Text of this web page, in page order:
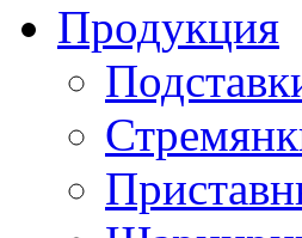
Продукция